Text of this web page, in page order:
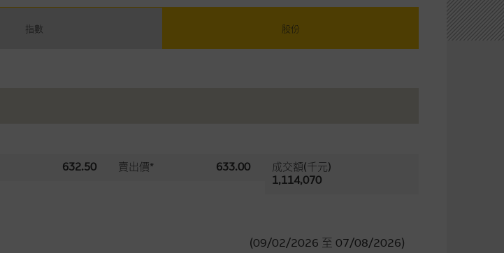
指數 股份
632.50 賣出價* 633.00
成交額(千元)
1,114,070
(09/02/2026 至 07/08/2026)